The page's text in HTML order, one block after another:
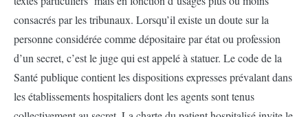
consacrés par les tribunaux. Lorsqu’il existe un doute sur la
personne considérée comme dépositaire par état ou profession
d’un secret, c’est le juge qui est appelé à statuer. Le code de la
Santé publique contient les dispositions expresses prévalant dans
les établissements hospitaliers dont les agents sont tenus